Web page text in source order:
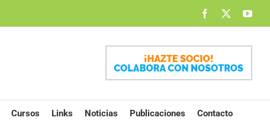
Facebook
Cursos Links Noticias Publicaciones Contacto